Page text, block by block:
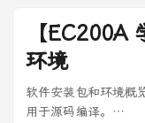
【EC200A
环境
软件安装包和环境概
用于源码编译。